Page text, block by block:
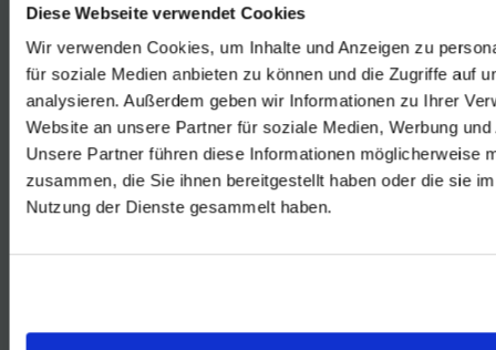
Diese Webseite verwendet Cookies
Wir verwenden Cookies, um Inhalte und Anzeigen zu
für soziale Medien anbieten zu können und die Zugriffe auf
analysieren. Außerdem geben wir Informationen zu Ihrer
Website an unsere Partner für soziale Medien, Werbung
Unsere Partner führen diese Informationen möglicherweise
zusammen, die Sie ihnen bereitgestellt haben oder die sie
Nutzung der Dienste gesammelt haben.
RUST
Gebratener
Zander mit
lauwarmen
Crème
fraîche-
Blanc
Rust
Rosé
Rust